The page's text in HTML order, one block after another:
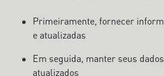
Primeiramente, fornecer
e atualizadas
Em seguida, manter seus
atualizados